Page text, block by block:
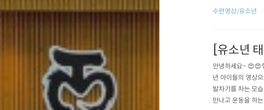
눈빛이 매우 멋있
수련영상/유소년
[유소년
안녕하세요~ 😍😍
년 아이들의 영상
발차기를 차는 모
만나고 운동을 하